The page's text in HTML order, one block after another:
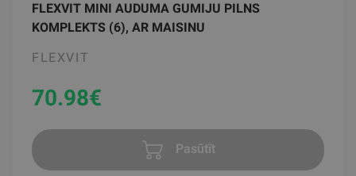
FLEXVIT MINI AUDUMA GUMIJU PILNS
KOMPLEKTS (6), AR MAISINU
FLEXVIT
70.98€
Pasūtīt